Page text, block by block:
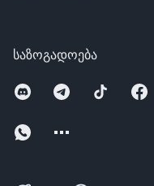
საზოგადოება